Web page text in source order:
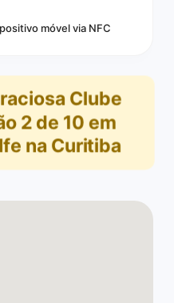
móvel via NFC
Clube
2 de 10 em
na Curitiba